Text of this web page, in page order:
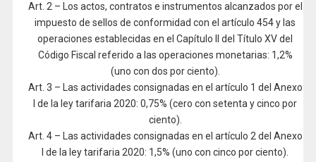
Art. 2 – Los actos, contratos e instrumentos alcanzados por el
impuesto de sellos de conformidad con el artículo 454 y las
operaciones establecidas en el Capítulo II del Título XV del
Código Fiscal referido a las operaciones monetarias: 1,2%
(uno con dos por ciento).
Art. 3 – Las actividades consignadas en el artículo 1 del Anexo
I de la ley tarifaria 2020: 0,75% (cero con setenta y cinco por
ciento).
Art. 4 – Las actividades consignadas en el artículo 2 del Anexo
I de la ley tarifaria 2020: 1,5% (uno con cinco por ciento).